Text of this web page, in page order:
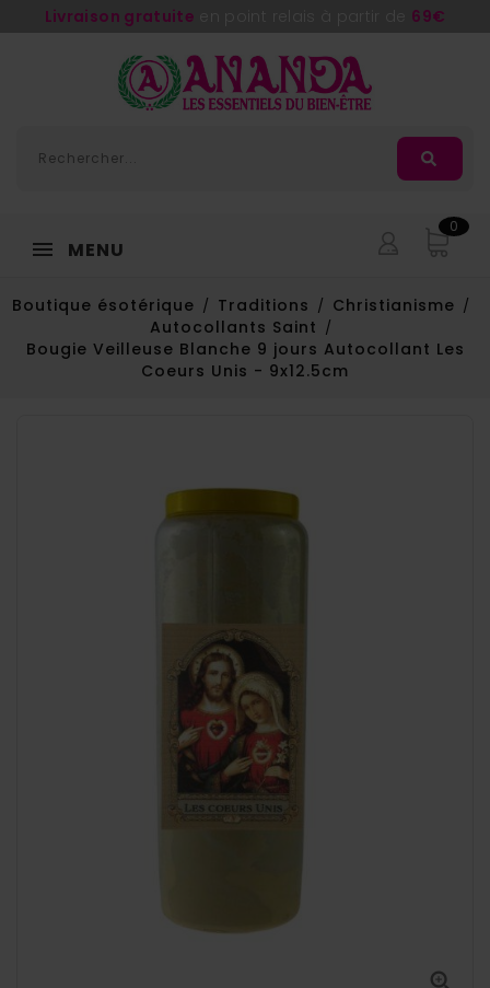
Livraison gratuite 69€
MENU
0
Boutique ésotérique Traditions
Christianisme
Autocollants Saint
Bougie Veilleuse Blanche 9 jours Autocollant Les
Coeurs Unis - 9x12.5cm